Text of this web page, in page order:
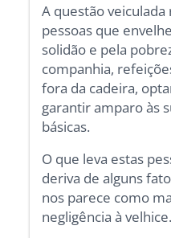
A questão
pessoas que
solidão e pela
companhia,
fora da cadeira,
garantir amparo às
básicas.
O que leva estas
deriva de alguns
nos parece como
negligência à velhice.